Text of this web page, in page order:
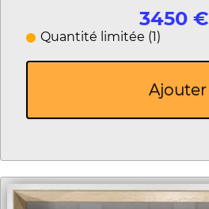
3450 €
Quantité limitée (1)
Ajouter